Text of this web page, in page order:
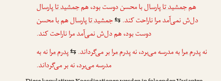
همجمشید تا پارسالبا محسن دوست بود، همجمشید تا پارسال
دل‌ش نمی‌آمد مرا ناراحت کند. ⇆جمشید تا پارسالهم با محسن
دوست بود، هم دل‌ش نمی‌آمد مرا ناراحت کند.
نهپدرم مرابه مدرسه می‌برد، نهپدرم مرابر می‌گرداند. ⇆پدرم مرانه به
مدرسه می‌برد، نه بر می‌گرداند.